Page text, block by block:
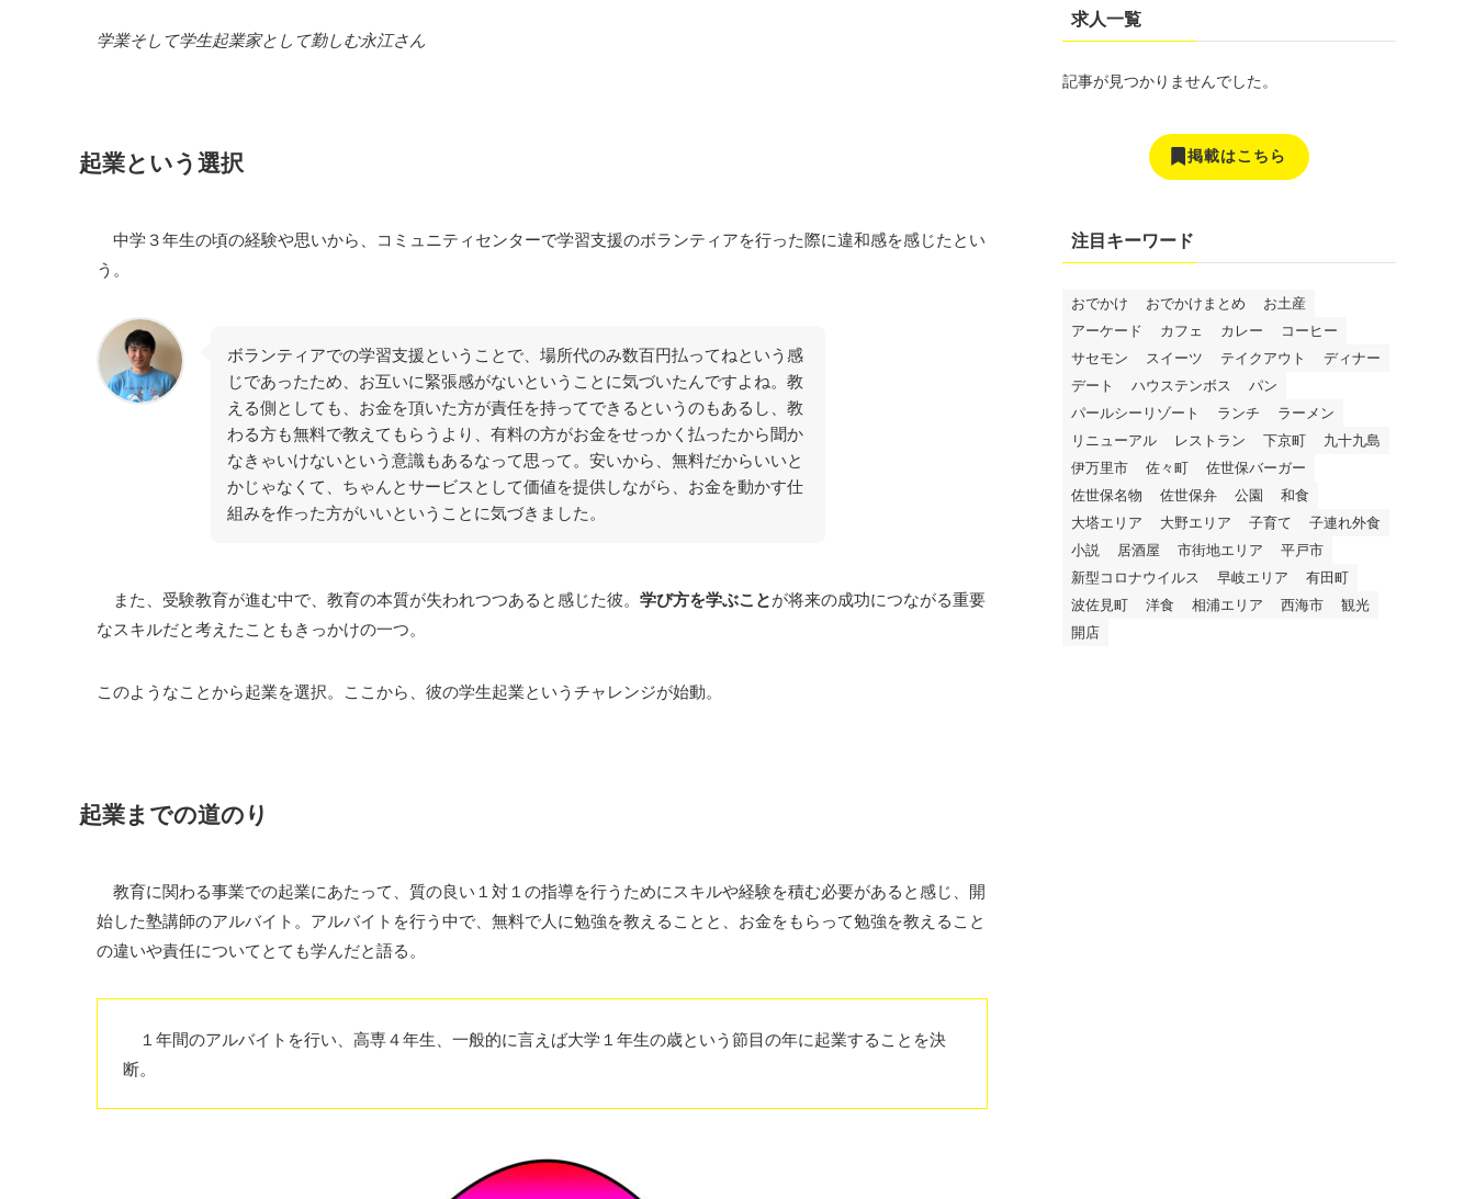
学業そして学生起業家として勤しむ永江さん
起業という選択
中学３年生の頃の経験や思いから、コミュニティセンターで学習支援のボランティアを行った際に違和感を感じたとい
う。
ボランティアでの学習支援ということで、場所代のみ数百円払ってねという感
じであったため、お互いに緊張感がないということに気づいたんですよね。教
える側としても、お金を頂いた方が責任を持ってできるというのもあるし、教
わる方も無料で教えてもらうより、有料の方がお金をせっかく払ったから聞か
なきゃいけないという意識もあるなって思って。安いから、無料だからいいと
かじゃなくて、ちゃんとサービスとして価値を提供しながら、お金を動かす仕
組みを作った方がいいということに気づきました。
また、受験教育が進む中で、教育の本質が失われつつあると感じた彼。 学び方を学ぶことが将来の成功につながる重要
なスキルだと考えたこともきっかけの一つ。
このようなことから起業を選択。ここから、彼の学生起業というチャレンジが始動。
起業までの道のり
教育に関わる事業での起業にあたって、質の良い１対１の指導を行うためにスキルや経験を積む必要があると感じ、開
始した塾講師のアルバイト。アルバイトを行う中で、無料で人に勉強を教えることと、お金をもらって勉強を教えること
の違いや責任についてとても学んだと語る。
１年間のアルバイトを行い、高専４年生、一般的に言えば大学１年生の歳という節目の年に起業することを決
断。
求人一覧
記事が見つかりませんでした。
掲載はこちら
注目キーワード
おでかけ おでかけまとめ
お土産
アーケード
カフェ カレー
コーヒー
サセモン
スイーツ テイクアウト
ディナー
デート
ハウステンボス
パン
パールシーリゾート
ランチ
ラーメン
リニューアル
レストラン 下京町
九十九島
伊万里市
佐々町
佐世保バーガー
佐世保名物
佐世保弁 公園
和食
大塔エリア
大野エリア 子育て
子連れ外食
小説
居酒屋 市街地エリア
平戸市
新型コロナウイルス
早岐エリア
有田町
波佐見町
洋食 相浦エリア 西海市
観光
開店